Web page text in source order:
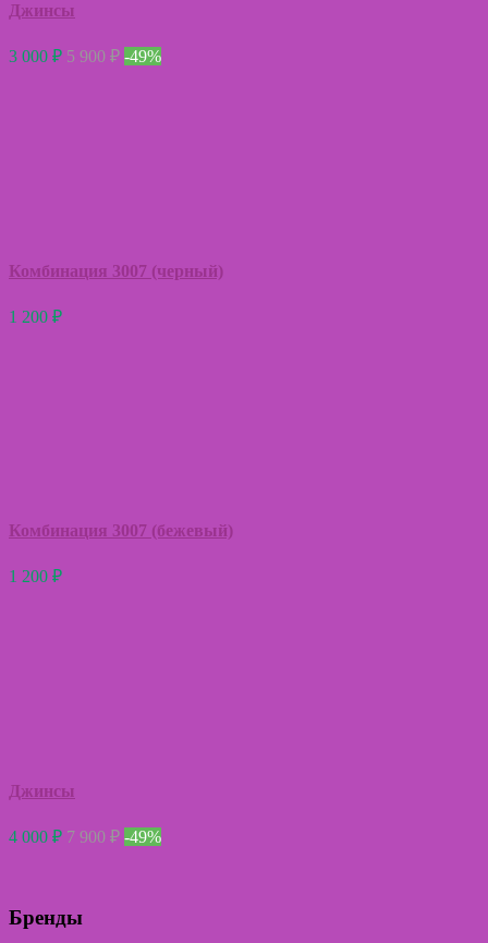
Джинсы
3 000 ₽ 5 900 ₽ -49%
Комбинация 3007 (черный)
1 200 ₽
Комбинация 3007 (бежевый)
1 200 ₽
Джинсы
4 000 ₽ 7 900 ₽ -49%
Бренды